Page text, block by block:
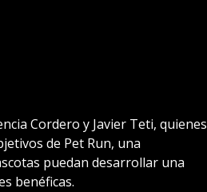
Cordero y Javier Teti, quienes
de Pet Run, una
puedan desarrollar una
benéficas.